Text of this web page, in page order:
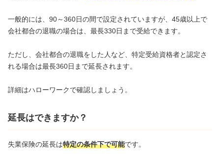
一般的には、90～360日の間で設定されていますが、45歳以上で
会社都合の退職の場合は、最長330日まで受給できます。
ただし、会社都合の退職をした人など、特定受給資格者と認定さ
れる場合は最長360日まで延長されます。
詳細はハローワークで確認しましょう。
延長はできますか？
失業保険の延長は特定の条件下で可能です。